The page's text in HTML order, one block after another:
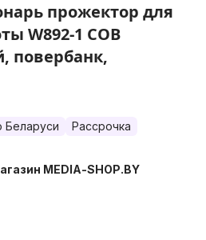
прожектор для
W892-1 COB
повербанк,
Беларуси Рассрочка
MEDIA-SHOP.BY